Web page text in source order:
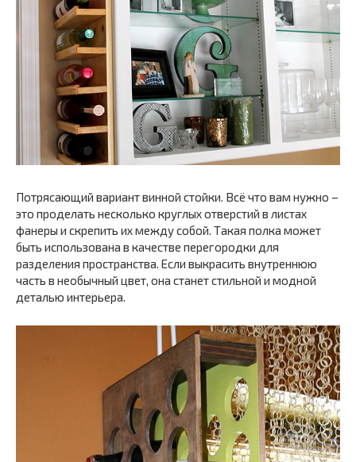
Потрясающий вариант винной стойки. Всё что вам нужно –
это проделать несколько круглых отверстий в листах
фанеры и скрепить их между собой. Такая полка может
быть использована в качестве перегородки для
разделения пространства. Если выкрасить внутреннюю
часть в необычный цвет, она станет стильной и модной
деталью интерьера.